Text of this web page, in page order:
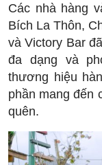
Các nhà hàng
Bích La Thôn,
và Victory Bar
đa dạng và
thương hiệu
phần mang đến
quên.